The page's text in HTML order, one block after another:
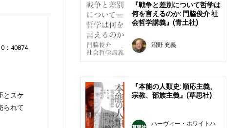
：40874
とスケ
られて
『戦争と差別について哲学は
何を言えるのか: 門脇俊介 社
会哲学講義』(青土社)
沼野 充義
『本能の人類史: 順応主義、
宗教、部族主義』(草思社)
ハーヴィー・ホワイトハ